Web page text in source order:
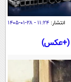
انتشار: ۱۱:۲۴ - ۲۸-۰۱-۱۴۰۵
(+عکس)